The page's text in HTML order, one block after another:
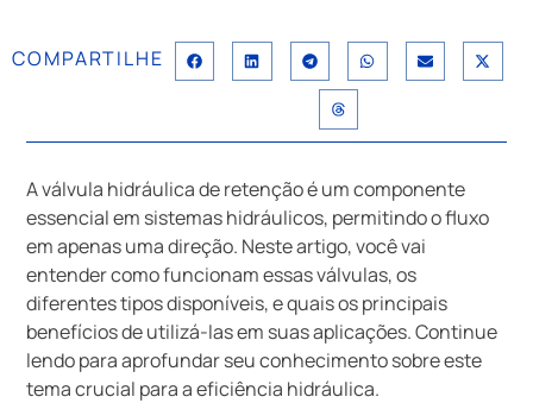
COMPARTILHE
A válvula hidráulica de retenção é um componente
essencial em sistemas hidráulicos, permitindo o fluxo
em apenas uma direção. Neste artigo, você vai
entender como funcionam essas válvulas, os
diferentes tipos disponíveis, e quais os principais
benefícios de utilizá-las em suas aplicações. Continue
lendo para aprofundar seu conhecimento sobre este
tema crucial para a eficiência hidráulica.